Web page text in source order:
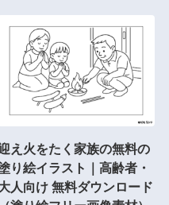
え火をたく家族の無料の
り絵イラスト｜高齢者・
人向け 無料ダウンロード